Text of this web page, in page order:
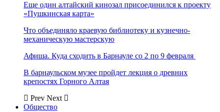
Еще один алтайский кинозал присоединился к проекту
«Пушкинская карта»
Что объединяло краевую библиотеку и кузнечно-
механическую мастерскую
Афиша. Куда сходить в Барнауле со 2 по 9 февраля
В барнаульском музее пройдет лекция о древних
крепостях Горного Алтая
Prev Next
Общество